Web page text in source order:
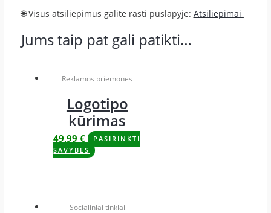
🌐 Visus atsiliepimus galite rasti puslapyje: Atsiliepimai
Jums taip pat gali patikti…
Reklamos priemonės
Logotipo
kūrimas
49,99€
PASIRINKTI
SAVYBES
Socialiniai tinklai